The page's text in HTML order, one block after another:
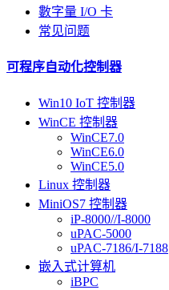
數字量 I/O 卡
常见问题
可程序自动化控制器
Win10 IoT 控制器
WinCE 控制器
WinCE7.0
WinCE6.0
WinCE5.0
Linux 控制器
MiniOS7 控制器
iP-8000//I-8000
uPAC-5000
uPAC-7186/I-7188
嵌入式计算机
iBPC